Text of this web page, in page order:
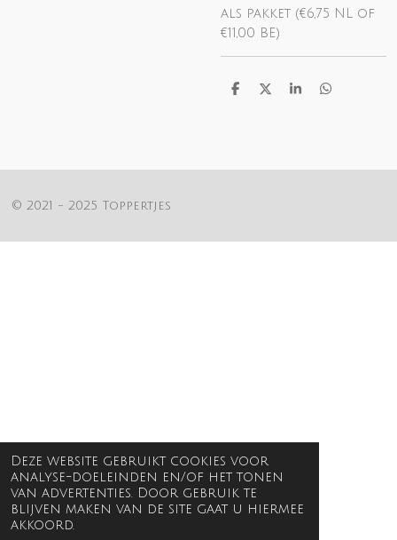
Deze website gebruikt cookies voor
analyse-doeleinden en/of het tonen
van advertenties. Door gebruik te
blijven maken van de site gaat u hiermee
akkoord.
als pakket (€6,75 NL of
€11,00 BE)
D
D
S
D
© 2021 - 2025 Toppertjes